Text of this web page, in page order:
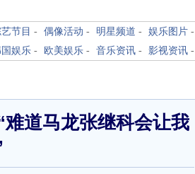
节目 - 偶像活动 - 明星频道 - 娱乐图片 -
娱乐 - 欧美娱乐 - 音乐资讯 - 影视资讯 -
难道马龙张继科会让我